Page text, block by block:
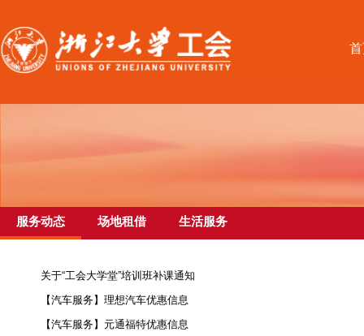
服务动态 场地租借 生活服务
关于“工会大学堂”培训班补课通知
【汽车服务】理想汽车优惠信息
【汽车服务】元通福特优惠信息